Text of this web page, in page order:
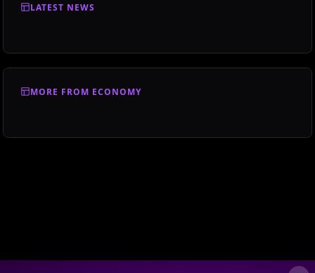
LATEST NEWS
MORE FROM ECONOMY